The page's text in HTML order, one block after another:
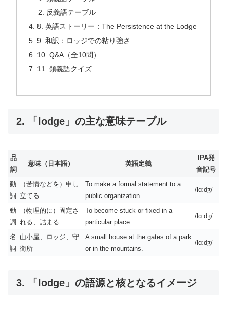
反義語テーブル
8. 英語ストーリー：The Persistence at the Lodge
9. 和訳：ロッジでの粘り強さ
10. Q&A（全10問）
11. 類義語クイズ
2. 「lodge」の主な意味テーブル
品
詞
意味（日本語） 英語定義
IPA発
音記号
動
詞
（苦情などを）申し
立てる
To make a formal statement to a
public organization.
/lɑːdʒ/
動
詞
（物理的に）固定さ
れる、詰まる
To become stuck or fixed in a
particular place.
/lɑːdʒ/
名
詞
山小屋、ロッジ、守
衛所
A small house at the gates of a park
or in the mountains.
/lɑːdʒ/
3. 「lodge」の語源と核となるイメージ